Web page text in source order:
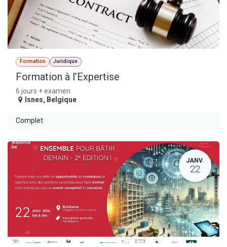
Formation Juridique
Formation à l’Expertise
6 jours + examen
Isnes, Belgique
Complet
JANV.
22